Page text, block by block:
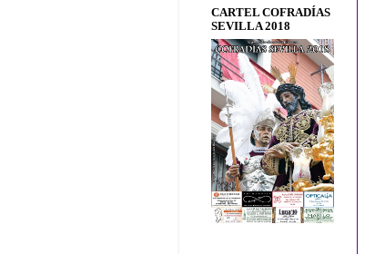
CARTEL COFRADÍAS
SEVILLA 2018